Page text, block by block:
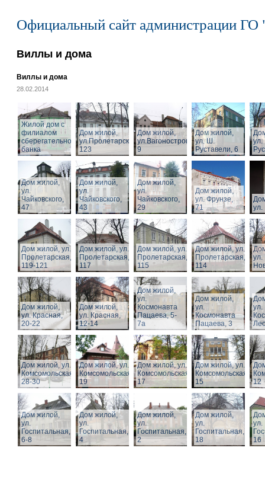
Официальный сайт администрации ГО
Виллы и дома
Виллы и дома
28.02.2014
Жилой дом с
филиалом
сберегательного
банка
Дом жилой,
ул.Пролетарская,
123
Дом жилой,
ул.Вагоностроительная,
9
Дом жилой,
ул. Ш.
Руставели, 6
Дом жилой,
ул.
Чайковского,
47
Дом жилой,
ул.
Чайковского,
43
Дом жилой,
ул.
Чайковского,
29
Дом жилой,
ул. Фрунзе,
71
ул.
Дом жилой, ул.
Пролетарская,
119-121
Дом жилой, ул.
Пролетарская,
117
Дом жилой, ул.
Пролетарская,
115
Дом жилой, ул.
Пролетарская,
114
Дом жилой,
ул. Красная,
20-22
Дом жилой,
ул. Красная,
12-14
Дом жилой,
ул.
Космонавта
Пацаева, 5-
7а
Дом жилой,
ул.
Космонавта
Пацаева, 3
ул.
Дом жилой, ул.
Комсомольская,
28-30
Дом жилой, ул.
Комсомольская,
19
Дом жилой, ул.
Комсомольская,
17
Дом жилой, ул.
Комсомольская,
15
12
Дом жилой,
ул.
Госпитальная,
6-8
Дом жилой,
ул.
Госпитальная,
4
Дом жилой,
ул.
Госпитальная,
2
Дом жилой,
ул.
Госпитальная,
18
ул.
16